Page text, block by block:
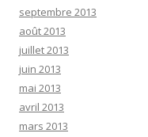
septembre 2013
août 2013
juillet 2013
juin 2013
mai 2013
avril 2013
mars 2013